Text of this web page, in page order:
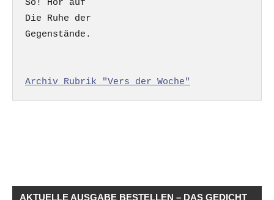
So! Hör auf
Die Ruhe der
Gegenstände.
Archiv Rubrik "Vers der Woche"
AKTUELLE AUSGABE BESTELLEN – DAS GEDICHT